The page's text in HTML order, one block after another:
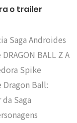
o trailer
Saga Androides
BALL Z A
Spike
Ball:
Saga